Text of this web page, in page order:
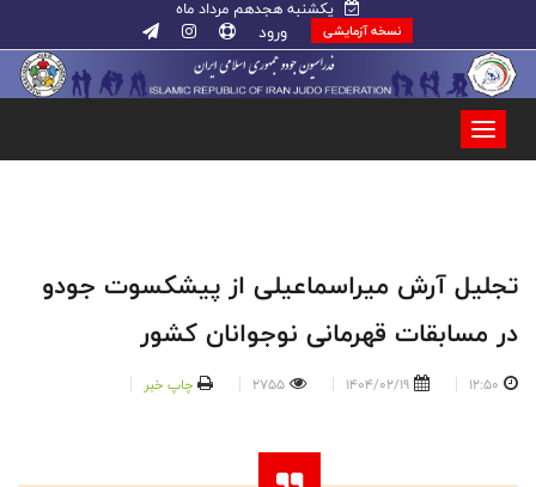
یکشنبه هجدهم مرداد ماه
نسخه آزمایشی ورود
تجلیل آرش میراسماعیلی از پیشکسوت جودو
در مسابقات قهرمانی نوجوانان کشور
12:50
1404/02/19
2755 چاپ خبر